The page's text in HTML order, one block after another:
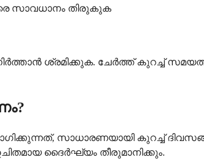
സാവധാനം തിരുകുക
ശ്രമിക്കുക. ചേർത്ത് കുറച്ച്
സാധാരണയായി കുറച്ച്
ദൈർഘ്യം തീരുമാനിക്കും.